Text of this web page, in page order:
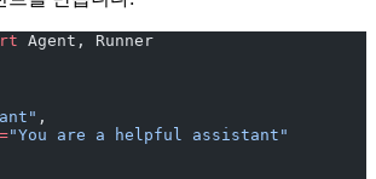
Agent, Runner
,
="You are a helpful assistant"